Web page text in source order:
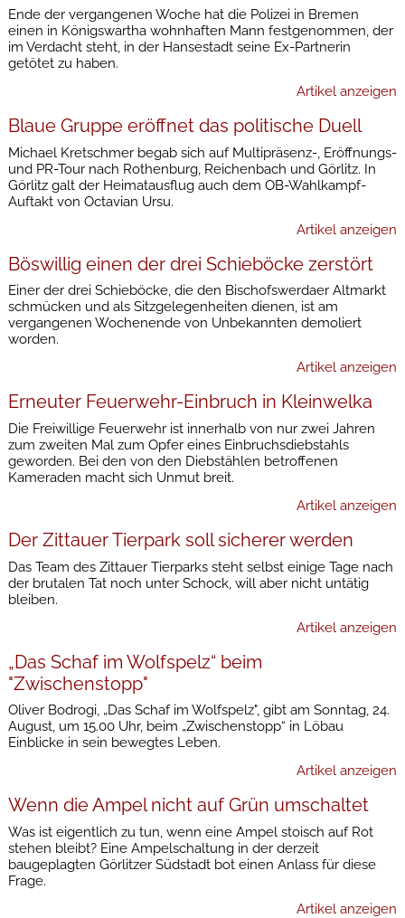
Ende der vergangenen Woche hat die Polizei in Bremen
einen in Königswartha wohnhaften Mann festgenommen, der
im Verdacht steht, in der Hansestadt seine Ex-Partnerin
getötet zu haben.
Artikel anzeigen
Blaue Gruppe eröffnet das politische Duell
Michael Kretschmer begab sich auf Multipräsenz-, Eröffnungs-
und PR-Tour nach Rothenburg, Reichenbach und Görlitz. In
Görlitz galt der Heimatausflug auch dem OB-Wahlkampf-
Auftakt von Octavian Ursu.
Artikel anzeigen
Böswillig einen der drei Schieböcke zerstört
Einer der drei Schieböcke, die den Bischofswerdaer Altmarkt
schmücken und als Sitzgelegenheiten dienen, ist am
vergangenen Wochenende von Unbekannten demoliert
worden.
Artikel anzeigen
Erneuter Feuerwehr-Einbruch in Kleinwelka
Die Freiwillige Feuerwehr ist innerhalb von nur zwei Jahren
zum zweiten Mal zum Opfer eines Einbruchsdiebstahls
geworden. Bei den von den Diebstählen betroffenen
Kameraden macht sich Unmut breit.
Artikel anzeigen
Der Zittauer Tierpark soll sicherer werden
Das Team des Zittauer Tierparks steht selbst einige Tage nach
der brutalen Tat noch unter Schock, will aber nicht untätig
bleiben.
Artikel anzeigen
„Das Schaf im Wolfspelz“ beim
"Zwischenstopp"
Oliver Bodrogi, „Das Schaf im Wolfspelz", gibt am Sonntag, 24.
August, um 15.00 Uhr, beim „Zwischenstopp“ in Löbau
Einblicke in sein bewegtes Leben.
Artikel anzeigen
Wenn die Ampel nicht auf Grün umschaltet
Was ist eigentlich zu tun, wenn eine Ampel stoisch auf Rot
stehen bleibt? Eine Ampelschaltung in der derzeit
baugeplagten Görlitzer Südstadt bot einen Anlass für diese
Frage.
Artikel anzeigen